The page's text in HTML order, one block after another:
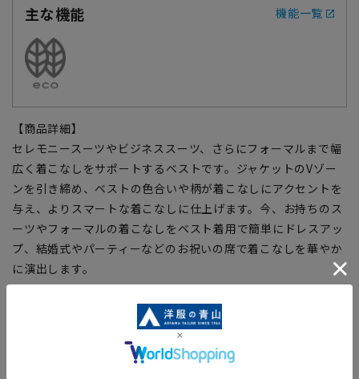
主な機能
機能一覧
【商品詳細】
セレモニースーツやビジネススーツ、さらにフォーマルまで幅
広く着こなしをサポートするベストです。ジャケットのVゾー
ンを引き締め、ベストの色合いや柄が着こなしにアクセントを
与え、よりスマートな着こなしに仕上げます。今、お持ちのス
ーツやフォーマルの着こなしをベスト着用で簡単にドレスアッ
プ、結婚式やパーティーなどのお祝いの席で着こなしを華やか
に演出します。
この商品はリサイクル原料を使用し、プラスチック・スマート